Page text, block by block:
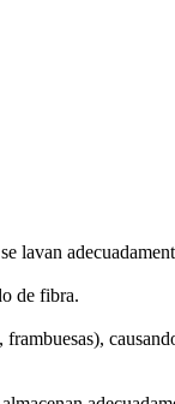
lavan
de fibra.